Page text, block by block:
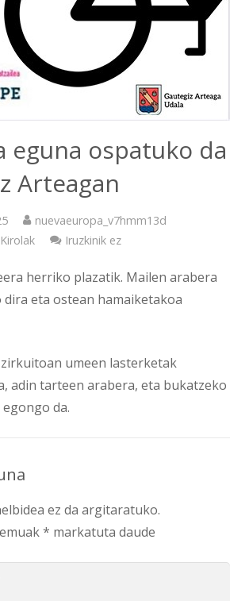
eguna ospatuko da
Arteagan
nuevaeuropa_v7hmm13d
Kirolak Iruzkinik ez
herriko plazatik. Mailen arabera
eta ostean hamaiketakoa
zirkuitoan umeen lasterketak
adin tarteen arabera, eta bukatzeko
da.
ez da argitaratuko.
* markatuta daude